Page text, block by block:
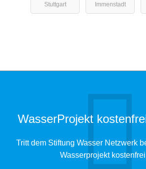
Stuttgart
Immenstadt
WasserProjekt
Tritt dem Stiftung Wasser Netzwerk
Wasserprojekt